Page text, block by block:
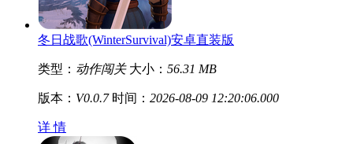
冬日战歌(WinterSurvival)安卓直装版
类型： 动作闯关 大小： 56.31 MB
版本： V0.0.7 时间： 2026-08-09 12:20:06.000
详 情